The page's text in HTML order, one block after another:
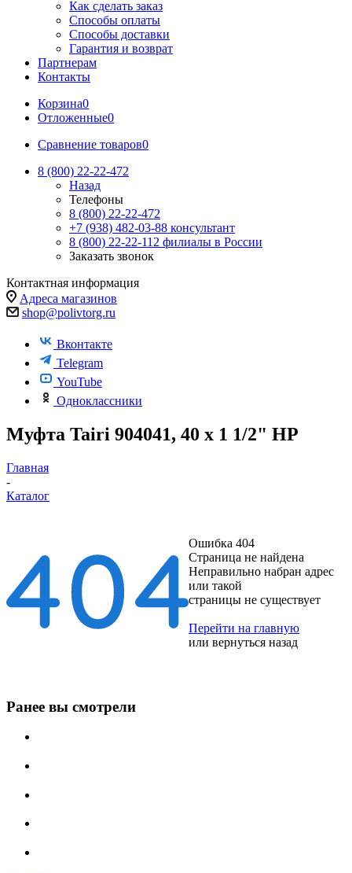
Как сделать заказ
Способы оплаты
Способы доставки
Гарантия и возврат
Партнерам
Контакты
Корзина0
Отложенные0
Сравнение товаров0
8 (800) 22-22-472
Назад
Телефоны
8 (800) 22-22-472
+7 (938) 482-03-88 консультант
8 (800) 22-22-112 филиалы в России
Заказать звонок
Контактная информация
Адреса магазинов
shop@polivtorg.ru
Вконтакте
Telegram
YouTube
Одноклассники
Муфта Tairi 904041, 40 х 1 1/2" НР
Главная
-
Каталог
Ошибка 404
Страница не найдена
Неправильно набран адрес
или такой
страницы не существует
Перейти на главную
или вернуться назад
Ранее вы смотрели